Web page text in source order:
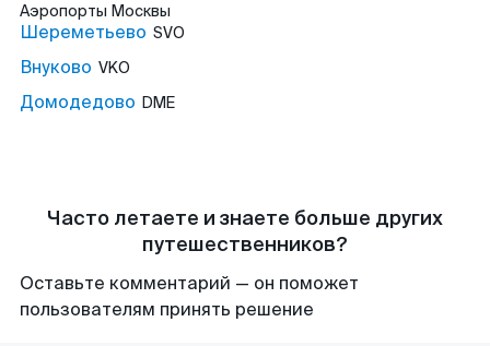
Аэропорты Москвы
Шереметьево SVO
Внуково VKO
Домодедово DME
Часто летаете и знаете больше других
путешественников?
Оставьте комментарий — он поможет
пользователям принять решение